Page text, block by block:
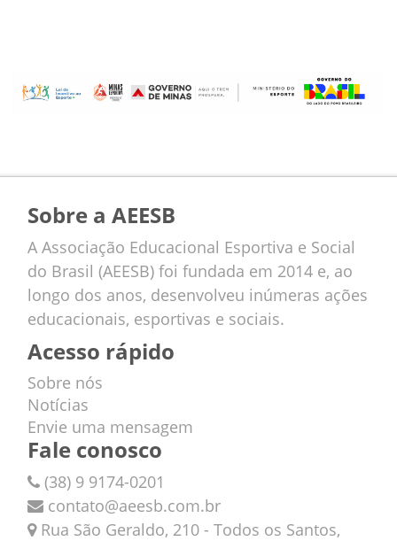
Sobre a AEESB
A Associação Educacional Esportiva e Social
do Brasil (AEESB) foi fundada em 2014 e, ao
longo dos anos, desenvolveu inúmeras ações
educacionais, esportivas e sociais.
Acesso rápido
Sobre nós
Notícias
Envie uma mensagem
Fale conosco
(38) 9 9174-0201
contato@aeesb.com.br
Rua São Geraldo, 210 - Todos os Santos,